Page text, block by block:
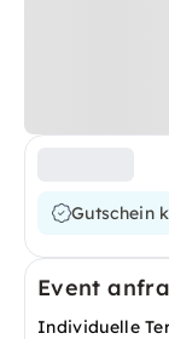
Gutschein
Event
Individuelle